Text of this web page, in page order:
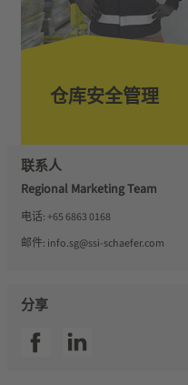
仓库安全管理
联系人
Regional Marketing Team
电话: +65 6863 0168
邮件: info.sg@ssi-schaefer.com
分享
SSI facebookSSI linkedin